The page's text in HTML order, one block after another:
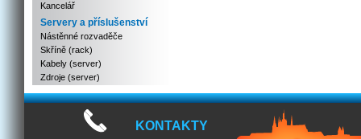
Kancelář
Servery a příslušenství
Nástěnné rozvaděče
Skříně (rack)
Kabely (server)
Zdroje (server)
KONTAKTY